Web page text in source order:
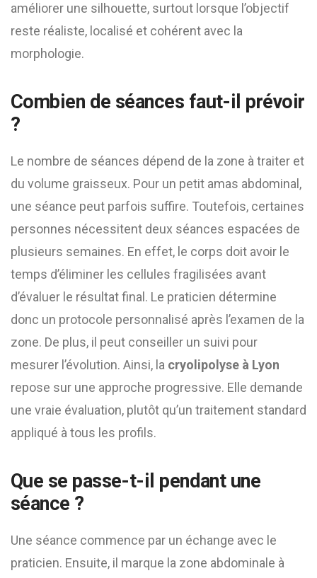
améliorer une silhouette, surtout lorsque l’objectif
reste réaliste, localisé et cohérent avec la
morphologie.
Combien de séances faut-il prévoir
?
Le nombre de séances dépend de la zone à traiter et
du volume graisseux. Pour un petit amas abdominal,
une séance peut parfois suffire. Toutefois, certaines
personnes nécessitent deux séances espacées de
plusieurs semaines. En effet, le corps doit avoir le
temps d’éliminer les cellules fragilisées avant
d’évaluer le résultat final. Le praticien détermine
donc un protocole personnalisé après l’examen de la
zone. De plus, il peut conseiller un suivi pour
mesurer l’évolution. Ainsi, la cryolipolyse à Lyon
repose sur une approche progressive. Elle demande
une vraie évaluation, plutôt qu’un traitement standard
appliqué à tous les profils.
Que se passe-t-il pendant une
séance ?
Une séance commence par un échange avec le
praticien. Ensuite, il marque la zone abdominale à